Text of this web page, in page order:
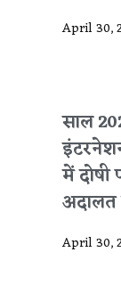
April 30,
साल
में दोषी
अदालत
April 30,